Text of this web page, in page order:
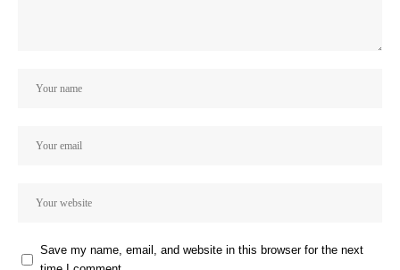
Save my name, email, and website in this browser for the next